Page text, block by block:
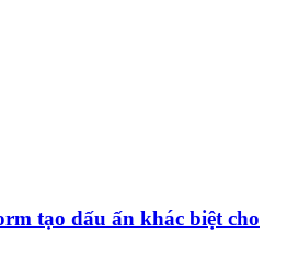
tạo dấu ấn khác biệt cho